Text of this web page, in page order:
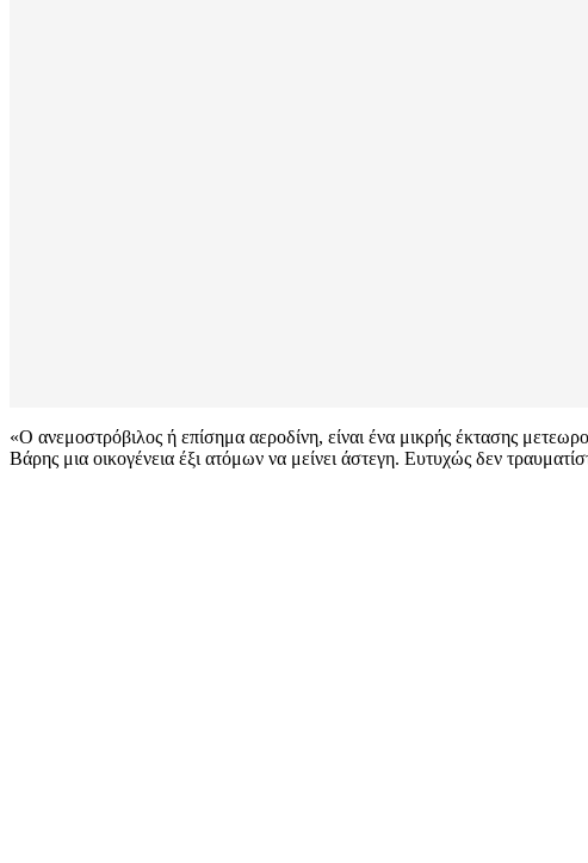
«Ο ανεμοστρόβιλος ή επίσημα αεροδίνη, είναι ένα μικρής έκτασης
Βάρης μια οικογένεια έξι ατόμων να μείνει άστεγη. Ευτυχώς δεν